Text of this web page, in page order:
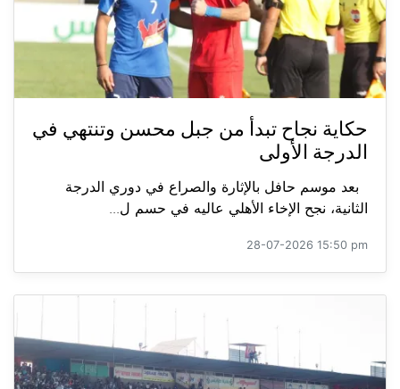
حكاية نجاح تبدأ من جبل محسن وتنتهي في
الدرجة الأولى
بعد موسم حافل بالإثارة والصراع في دوري الدرجة
الثانية، نجح الإخاء الأهلي عاليه في حسم ل...
28-07-2026 15:50 pm